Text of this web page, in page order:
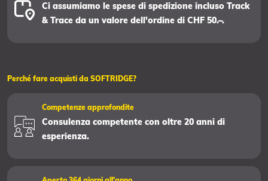
Ci assumiamo le spese di spedizione incluso Track
& Trace da un valore dell'ordine di CHF 50.–.
Perché fare acquisti da SOFTRIDGE?
Competenze approfondite
Consulenza competente con oltre 20 anni di
esperienza.